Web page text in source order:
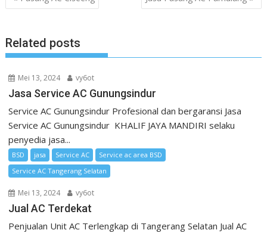
pos
Related posts
Mei 13, 2024 vy6ot
Jasa Service AC Gunungsindur
Service AC Gunungsindur Profesional dan bergaransi Jasa
Service AC Gunungsindur KHALIF JAYA MANDIRI selaku
penyedia jasa...
BSD jasa Service AC
Service ac area BSD
Service AC Tangerang Selatan
Mei 13, 2024 vy6ot
Jual AC Terdekat
Penjualan Unit AC Terlengkap di Tangerang Selatan Jual AC